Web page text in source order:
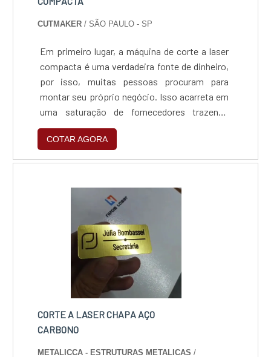
CUTMAKER / SÃO PAULO - SP
Em primeiro lugar, a máquina de corte a laser
compacta é uma verdadeira fonte de dinheiro,
por isso, muitas pessoas procuram para
montar seu próprio negócio. Isso acarreta em
uma saturação de fornecedores trazendo
máquinas baratas, ditas como caseiras, que
mais trazem problemas do que soluções. Por
serem baratas e ocuparem pouco espaço,
de equipamento e se deparam com o pesadelo
que é. Prazo de valid....
COTAR AGORA
CORTE A LASER CHAPA AÇO
CARBONO
METALICCA - ESTRUTURAS METALICAS /